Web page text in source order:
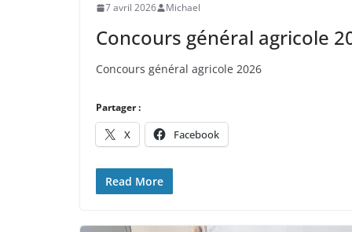
7 avril 2026 Michael
Concours général agricole
Concours général agricole 2026
Partager :
X Facebook
Read More